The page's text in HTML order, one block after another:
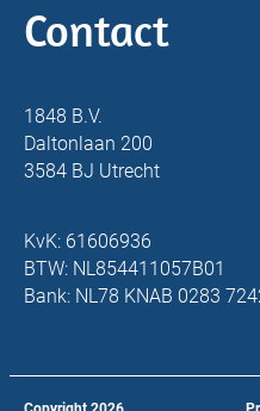
Contact
1848 B.V.
Daltonlaan 200
3584 BJ Utrecht
KvK: 61606936
BTW: NL854411057B01
Bank: NL78 KNAB 0283